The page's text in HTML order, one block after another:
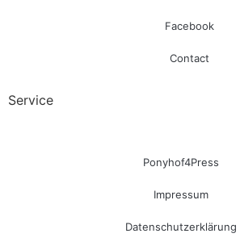
Facebook
Contact
Service
Ponyhof4Press
Impressum
Datenschutzerklärung